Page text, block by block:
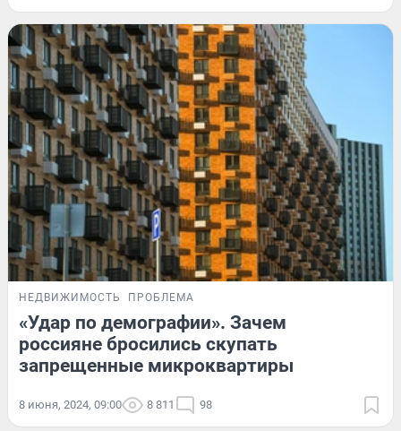
НЕДВИЖИМОСТЬ ПРОБЛЕМА
«Удар по демографии». Зачем
россияне бросились скупать
запрещенные микроквартиры
8 июня, 2024, 09:00 8 811 98